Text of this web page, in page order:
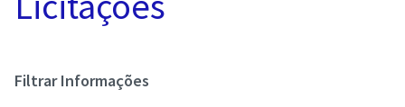
Filtrar Informações